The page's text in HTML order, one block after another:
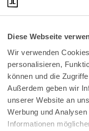
Diese Webseite
Wir verwenden
personalisieren,
können und die
Außerdem geben wir
unserer Website an
Werbung und
Informationen
Bundeskanzlerplatz 2
53113 Bonn